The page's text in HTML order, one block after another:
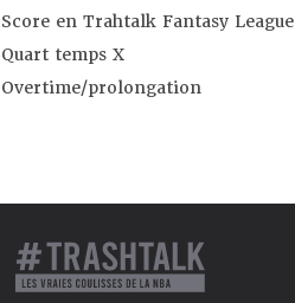
Score en Trahtalk Fantasy League
Quart temps X
Overtime/prolongation